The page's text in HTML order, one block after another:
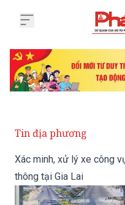
Tin địa phương
Xác minh, xử lý xe công
thông tại Gia Lai